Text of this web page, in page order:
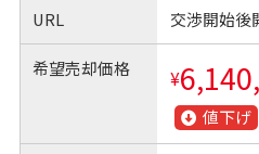
URL 交渉開始後
希望売却価格 ¥
値下げ